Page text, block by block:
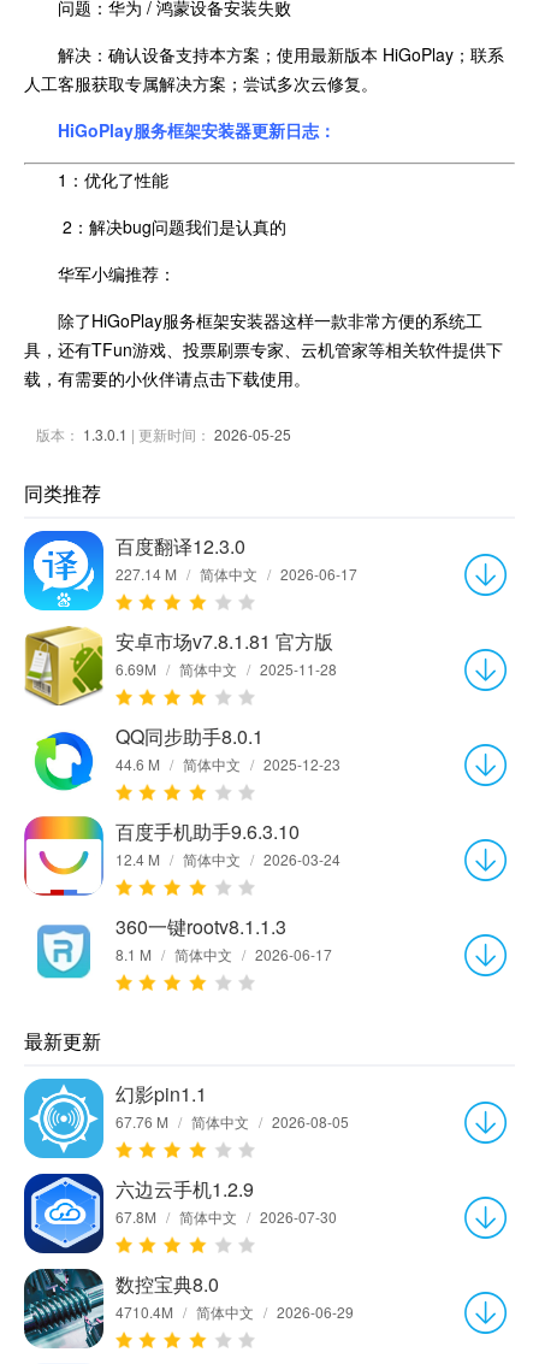
问题：华为 / 鸿蒙设备安装失败
解决：确认设备支持本方案；使用最新版本 HiGoPlay；联系
人工客服获取专属解决方案；尝试多次云修复。
HiGoPlay服务框架安装器更新日志：
1：优化了性能
2：解决bug问题我们是认真的
华军小编推荐：
除了HiGoPlay服务框架安装器这样一款非常方便的系统工
具，还有TFun游戏、投票刷票专家、云机管家等相关软件提供下
载，有需要的小伙伴请点击下载使用。
版本： 1.3.0.1 | 更新时间： 2026-05-25
同类推荐
百度翻译12.3.0
227.14 M / 简体中文 / 2026-06-17
安卓市场v7.8.1.81 官方版
6.69M / 简体中文 / 2025-11-28
QQ同步助手8.0.1
44.6 M / 简体中文 / 2025-12-23
百度手机助手9.6.3.10
12.4 M / 简体中文 / 2026-03-24
360一键rootv8.1.1.3
8.1 M / 简体中文 / 2026-06-17
最新更新
幻影pin1.1
67.76 M / 简体中文 / 2026-08-05
六边云手机1.2.9
67.8M / 简体中文 / 2026-07-30
数控宝典8.0
4710.4M / 简体中文 / 2026-06-29